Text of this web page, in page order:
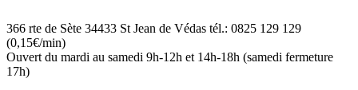
366 rte de Sète 34433 St Jean de Védas tél.: 0825 129 129
(0,15€/min)
Ouvert du mardi au samedi 9h-12h et 14h-18h (samedi fermeture
17h)